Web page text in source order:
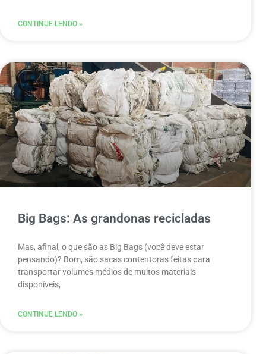
CONTINUE LENDO »
Big Bags: As grandonas recicladas
Mas, afinal, o que são as Big Bags (você deve estar
pensando)? Bom, são sacas contentoras feitas para
transportar volumes médios de muitos materiais
disponíveis,
CONTINUE LENDO »